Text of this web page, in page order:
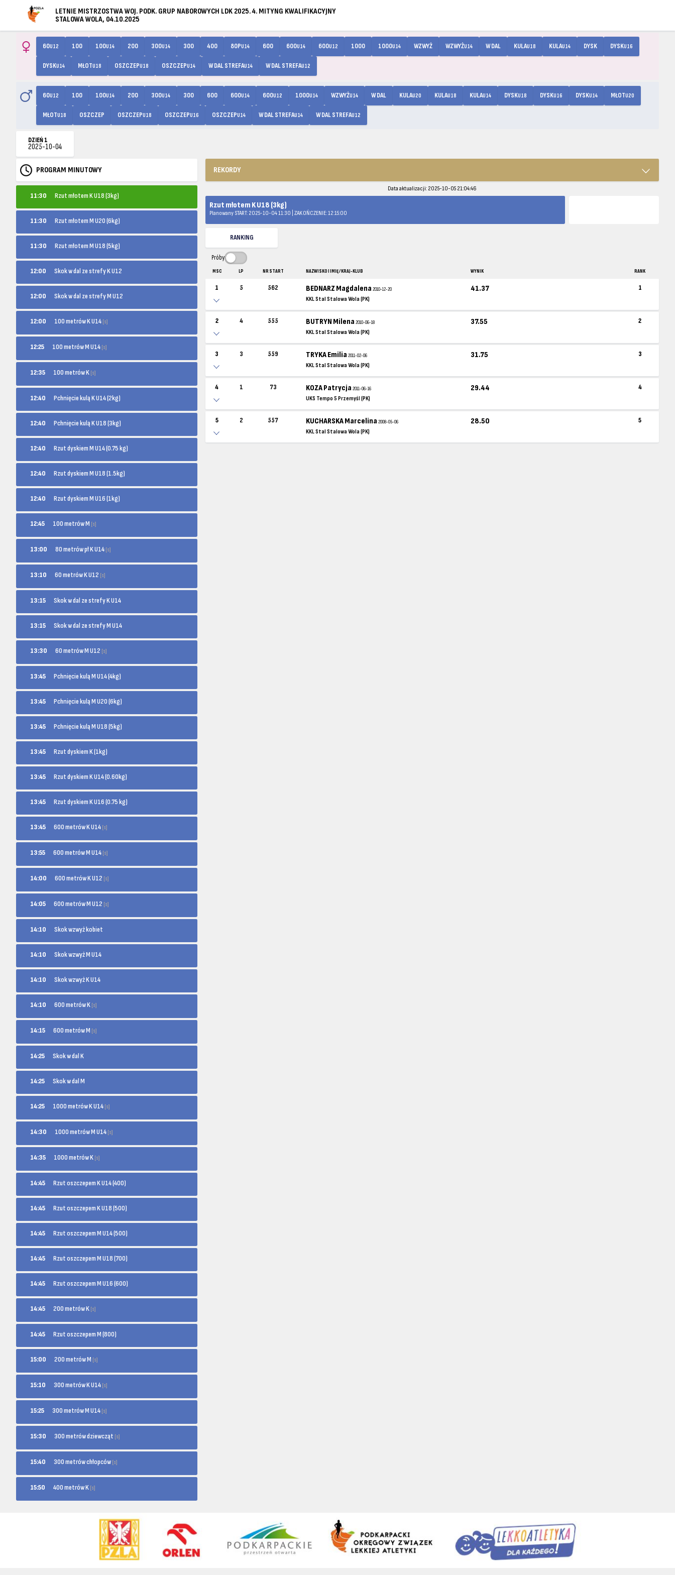
LETNIE MISTRZOSTWA WOJ. PODK. GRUP NABOROWYCH LDK 2025. 4. MITYNG KWALIFIKACYJNY
STALOWA WOLA, 04.10.2025
60U12 100 100U14 200 300U14 300 400 80PU14 600 600U14 600U12 1000 1000U14 WZWYŻ WZWYŻU14 W DAL KULAU18 KULAU14 DYSK DYSKU16
DYSKU14 MŁOTU18 OSZCZEPU18 OSZCZEPU14 W DAL STREFAU14 W DAL STREFAU12
60U12 100 100U14 200 300U14 300 600 600U14 600U12 1000U14 WZWYŻU14 W DAL KULAU20 KULAU18 KULAU14 DYSKU18 DYSKU16 DYSKU14 MŁOTU20
MŁOTU18 OSZCZEP OSZCZEPU18 OSZCZEPU16 OSZCZEPU14 W DAL STREFAU14 W DAL STREFAU12
DZIEŃ 1
2025-10-04
PROGRAM MINUTOWY
11:30 Rzut młotem K U18 (3kg)
11:30 Rzut młotem M U20 (6kg)
11:30 Rzut młotem M U18 (5kg)
12:00 Skok w dal ze strefy K U12
12:00 Skok w dal ze strefy M U12
12:00 100 metrów K U14 [s]
12:25 100 metrów M U14 [s]
12:35 100 metrów K [s]
12:40 Pchnięcie kulą K U14 (2kg)
12:40 Pchnięcie kulą K U18 (3kg)
12:40 Rzut dyskiem M U14 (0.75 kg)
12:40 Rzut dyskiem M U18 (1.5kg)
12:40 Rzut dyskiem M U16 (1kg)
12:45 100 metrów M [s]
13:00 80 metrów pł K U14 [s]
13:10 60 metrów K U12 [s]
13:15 Skok w dal ze strefy K U14
13:15 Skok w dal ze strefy M U14
13:30 60 metrów M U12 [s]
13:45 Pchnięcie kulą M U14 (4kg)
13:45 Pchnięcie kulą M U20 (6kg)
13:45 Pchnięcie kulą M U18 (5kg)
13:45 Rzut dyskiem K (1kg)
13:45 Rzut dyskiem K U14 (0.60kg)
13:45 Rzut dyskiem K U16 (0.75 kg)
13:45 600 metrów K U14 [s]
13:55 600 metrów M U14 [s]
14:00 600 metrów K U12 [s]
14:05 600 metrów M U12 [s]
14:10 Skok wzwyż kobiet
14:10 Skok wzwyż M U14
14:10 Skok wzwyż K U14
14:10 600 metrów K [s]
14:15 600 metrów M [s]
14:25 Skok w dal K
14:25 Skok w dal M
14:25 1000 metrów K U14 [s]
14:30 1000 metrów M U14 [s]
14:35 1000 metrów K [s]
14:45 Rzut oszczepem K U14 (400)
14:45 Rzut oszczepem K U18 (500)
14:45 Rzut oszczepem M U14 (500)
14:45 Rzut oszczepem M U18 (700)
14:45 Rzut oszczepem M U16 (600)
14:45 200 metrów K [s]
14:45 Rzut oszczepem M (800)
15:00 200 metrów M [s]
15:10 300 metrów K U14 [s]
15:25 300 metrów M U14 [s]
15:30 300 metrów dziewcząt [s]
15:40 300 metrów chłopców [s]
15:50 400 metrów K [s]
REKORDY
Data aktualizacji: 2025-10-05 21:04:46
Rzut młotem K U18 (3kg)
Planowany START: 2025-10-04 11:30 | ZAKOŃCZENIE: 12:15:00
RANKING
Próby
MSC LP NR START NAZWISKO I IMIĘ / KRAJ-KLUB WYNIK RANK
1 5 562 BEDNARZ Magdalena2010-12-20
KKL Stal Stalowa Wola (PK)
41.37 1
2 4 555 BUTRYN Milena2010-06-18
KKL Stal Stalowa Wola (PK)
37.55 2
3 3 559 TRYKA Emilia2011-02-06
KKL Stal Stalowa Wola (PK)
31.75 3
4 1 73 KOZA Patrycja2011-06-16
UKS Tempo 5 Przemyśl (PK)
29.44 4
5 2 557 KUCHARSKA Marcelina2008-05-06
KKL Stal Stalowa Wola (PK)
28.50 5